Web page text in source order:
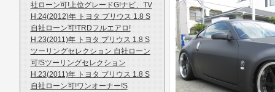
社ローン可!上位グレードG!ナビ、TV
H.24(2012)年 トヨタ プリウス 1.8 S
自社ローン可!TRDフルエアロ!
H.23(2011)年 トヨタ プリウス 1.8 S
ツーリングセレクション 自社ローン
可!Sツーリングセレクション
H.23(2011)年 トヨタ プリウス 1.8 S
自社ローン可!ワンオーナー!S